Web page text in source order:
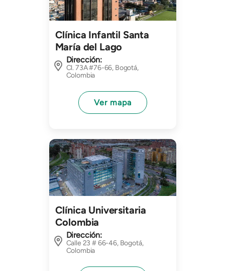
Clínica Infantil Santa
María del Lago
Dirección:
Cl. 73A #76-66, Bogotá,
Colombia
Ver mapa
Imagen
Clínica Universitaria
Colombia
Dirección:
Calle 23 # 66-46, Bogotá,
Colombia